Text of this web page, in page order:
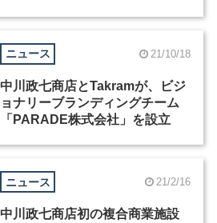
ニュース 21/10/18
中川政七商店とTakramが、ビジ
ョナリーブランディングチーム
「PARADE株式会社」を設立
ニュース 21/2/16
中川政七商店初の複合商業施設